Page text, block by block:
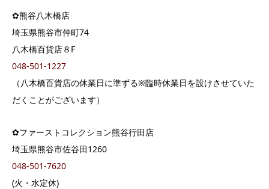
✿熊谷八木橋店
埼玉県熊谷市仲町74
八木橋百貨店８F
048-501-1227
（八木橋百貨店の休業日に準ずる※臨時休業日を設けさせていた
だくことがございます）
✿ファーストコレクション熊谷行田店
埼玉県熊谷市佐谷田1260
048-501-7620
(火・水定休)